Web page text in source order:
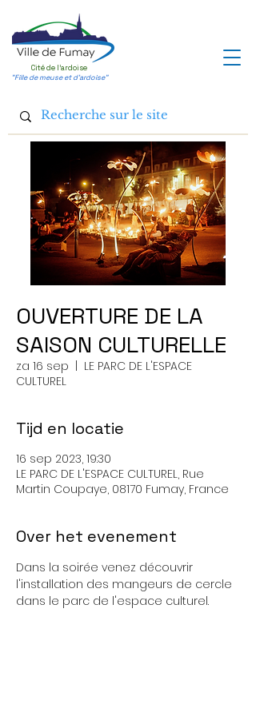
Cité de l'ardoise
"Fille de meuse et d'ardoise"
OUVERTURE DE LA
SAISON CULTURELLE
za 16 sep
LE PARC DE L'ESPACE
CULTUREL
Tijd en locatie
16 sep 2023, 19:30
LE PARC DE L'ESPACE CULTUREL, Rue
Martin Coupaye, 08170 Fumay, France
Over het evenement
Dans la soirée venez découvrir
l'installation des mangeurs de cercle
dans le parc de l'espace culturel.